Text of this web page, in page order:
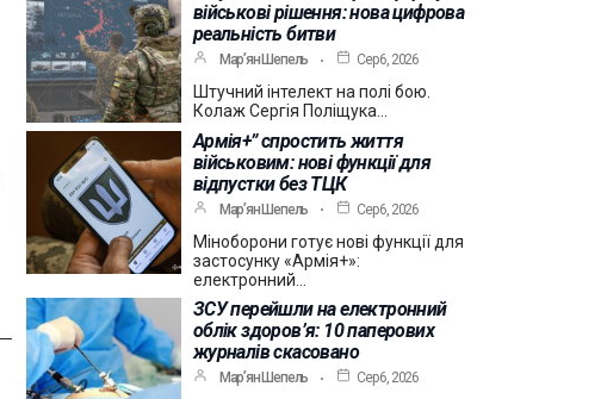
військові рішення: нова цифрова
реальність битви
Мар’ян Шепель Сер 6, 2026
Штучний інтелект на полі бою.
Колаж Сергія Поліщука…
Армія+” спростить життя
військовим: нові функції для
відпустки без ТЦК
Мар’ян Шепель Сер 6, 2026
Міноборони готує нові функції для
застосунку «Армія+»:
електронний…
ЗСУ перейшли на електронний
облік здоров’я: 10 паперових
журналів скасовано
Мар’ян Шепель Сер 6, 2026